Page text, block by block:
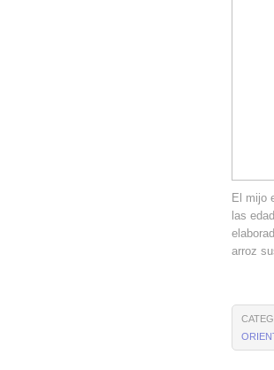
El mijo
las
arroz